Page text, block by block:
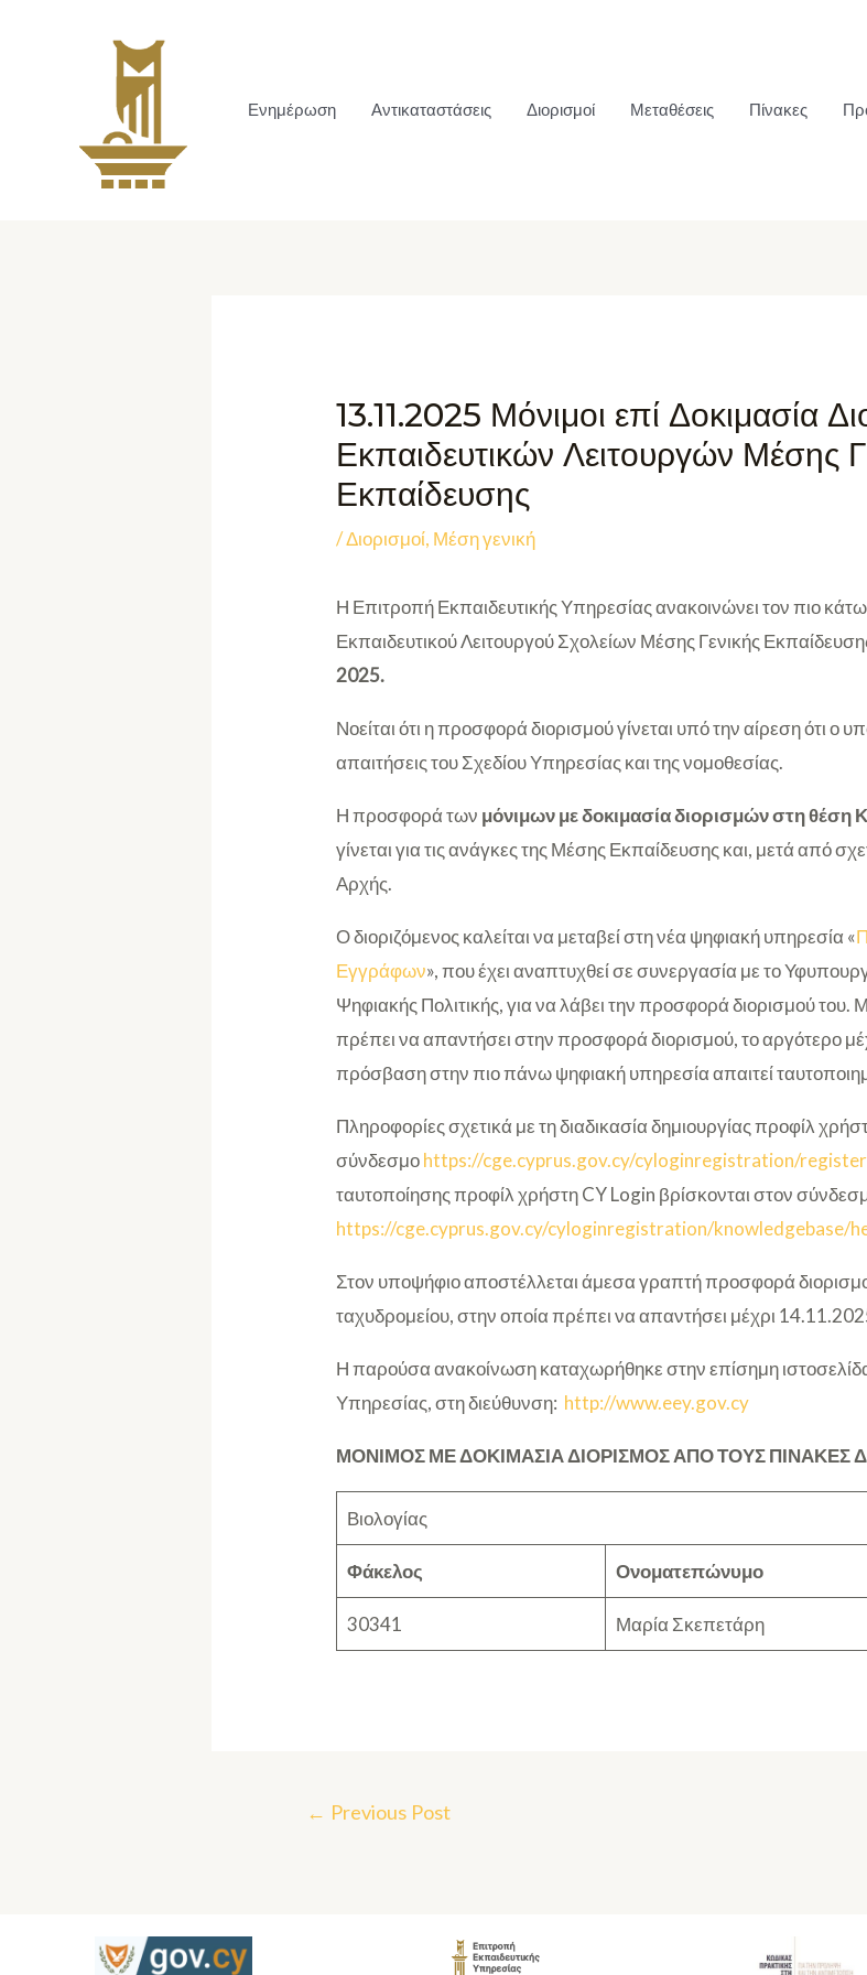
Ενημέρωση Αντικαταστάσεις Διορισμοί Μεταθέσεις Πίνακες
13.11.2025 Μόνιμοι επί Δοκιμασία
Εκπαιδευτικών Λειτουργών Μέσης
Εκπαίδευσης
/Διορισμοί, Μέση γενική
Η Επιτροπή Εκπαιδευτικής Υπηρεσίας ανακοινώνει τον πιο
Εκπαιδευτικού Λειτουργού Σχολείων Μέσης Γενικής
2025.
Νοείται ότι η προσφορά διορισμού γίνεται υπό την αίρεση ότι ο
απαιτήσεις του Σχεδίου Υπηρεσίας και της νομοθεσίας.
Η προσφορά των μόνιμων με δοκιμασία διορισμών στη θέση
γίνεται για τις ανάγκες της Μέσης Εκπαίδευσης και, μετά από
Αρχής.
Ο διοριζόμενος καλείται να μεταβεί στη νέα ψηφιακή υπηρεσία «
Εγγράφων», που έχει αναπτυχθεί σε συνεργασία με το
Ψηφιακής Πολιτικής, για να λάβει την προσφορά διορισμού
πρέπει να απαντήσει στην προσφορά διορισμού, το αργότερο
πρόσβαση στην πιο πάνω ψηφιακή υπηρεσία απαιτεί
Πληροφορίες σχετικά με τη διαδικασία δημιουργίας προφίλ
σύνδεσμοhttps://cge.cyprus.gov.cy/cyloginregistration/register
ταυτοποίησης προφίλ χρήστη CY Login βρίσκονται στον
https://cge.cyprus.gov.cy/cyloginregistration/knowledgebase/
Στον υποψήφιο αποστέλλεται άμεσα γραπτή προσφορά
ταχυδρομείου, στην οποία πρέπει να απαντήσει μέχρι
Η παρούσα ανακοίνωση καταχωρήθηκε στην επίσημη
Υπηρεσίας, στη διεύθυνση: http://www.eey.gov.cy
ΜΟΝΙΜΟΣ ΜΕ ΔΟΚΙΜΑΣΙΑ ΔΙΟΡΙΣΜΟΣ ΑΠΟ ΤΟΥΣ ΠΙΝΑΚΕΣ
Βιολογίας
Φάκελος Ονοματεπώνυμο
30341 Μαρία Σκεπετάρη
← Previous Post